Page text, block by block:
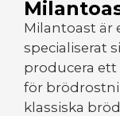
Milantoast är
specialiserat
producera
för
klassiska